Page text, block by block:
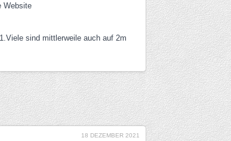
Website
sind mittlerweile auch auf 2m
18 DEZEMBER 2021